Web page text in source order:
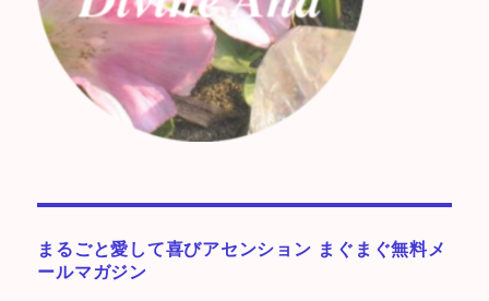
まるごと愛して喜びアセンション まぐまぐ無料メ
ールマガジン